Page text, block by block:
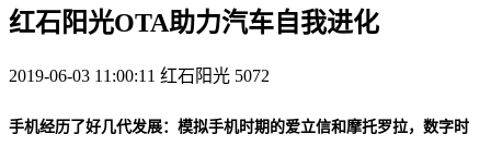
红石阳光OTA助力汽车自我进化
2019-06-03 11:00:11 红石阳光 5072
手机经历了好几代发展：模拟手机时期的爱立信和摩托罗拉，数字时